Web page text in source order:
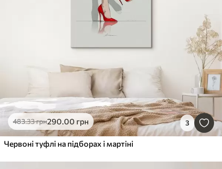
483.33грн290.00 грн 3
Червоні туфлі на підборах і мартіні